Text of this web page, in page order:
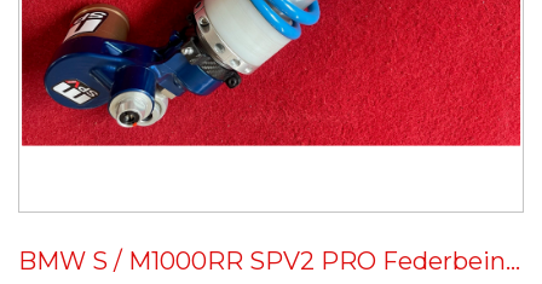
BMW S / M1000RR SPV2 PRO Federbein Umbau